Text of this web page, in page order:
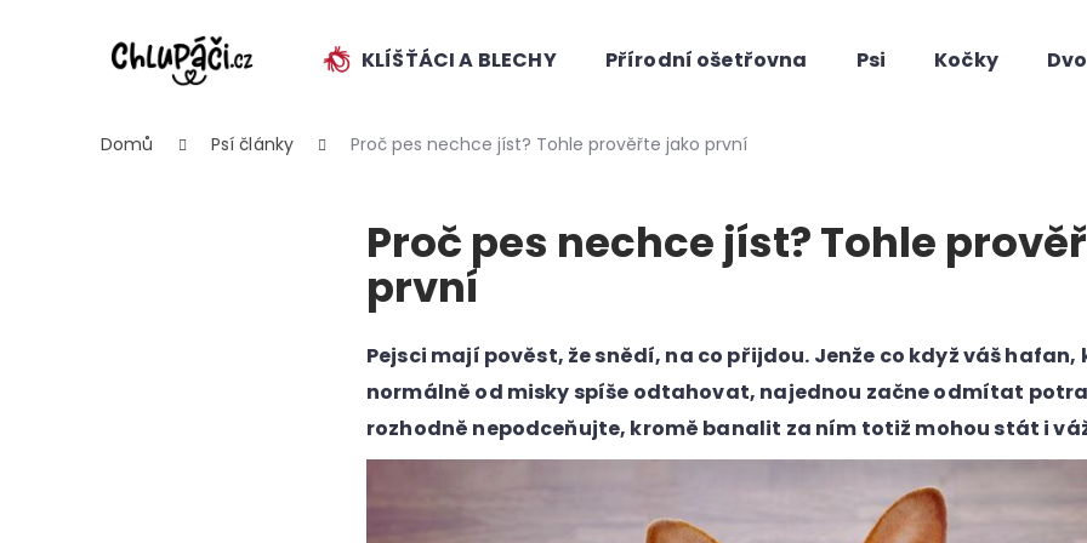
KLÍŠŤÁCI A BLECHY Přírodní ošetřovna Psi Kočky
Domů Psí články Proč pes nechce jíst? Tohle prověřte jako první
Proč pes nechce jíst? Tohle
první
Pejsci mají pověst, že snědí, na co přijdou. Jenže co když váš
normálně od misky spíše odtahovat, najednou začne odmítat
rozhodně nepodceňujte, kromě banalit za ním totiž mohou stát i
ZPĚT
OBCHODU
ZPĚT
OBCHODU
Co potřebujete najít?
Doporučujeme